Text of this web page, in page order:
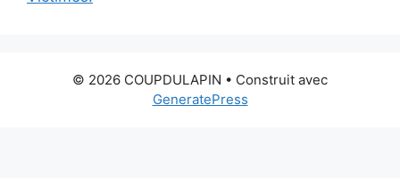
© 2026 COUPDULAPIN • Construit avec
GeneratePress